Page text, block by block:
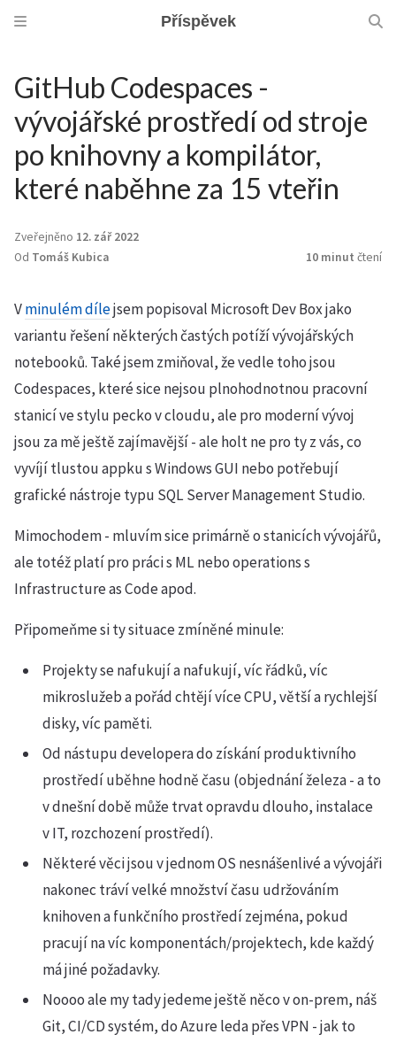
Příspěvek
GitHub Codespaces -
vývojářské prostředí od stroje
po knihovny a kompilátor,
které naběhne za 15 vteřin
Zveřejněno 12. zář 2022
Od Tomáš Kubica 10 minut čtení
Vminulém dílejsem popisoval Microsoft Dev Box jako
variantu řešení některých častých potíží vývojářských
notebooků. Také jsem zmiňoval, že vedle toho jsou
Codespaces, které sice nejsou plnohodnotnou pracovní
stanicí ve stylu pecko v cloudu, ale pro moderní vývoj
jsou za mě ještě zajímavější - ale holt ne pro ty z vás, co
vyvíjí tlustou appku s Windows GUI nebo potřebují
grafické nástroje typu SQL Server Management Studio.
Mimochodem - mluvím sice primárně o stanicích vývojářů,
ale totéž platí pro práci s ML nebo operations s
Infrastructure as Code apod.
Připomeňme si ty situace zmíněné minule:
Projekty se nafukují a nafukují, víc řádků, víc
mikroslužeb a pořád chtějí více CPU, větší a rychlejší
disky, víc paměti.
Od nástupu developera do získání produktivního
prostředí uběhne hodně času (objednání železa - a to
v dnešní době může trvat opravdu dlouho, instalace
v IT, rozchození prostředí).
Některé věci jsou v jednom OS nesnášenlivé a vývojáři
nakonec tráví velké množství času udržováním
knihoven a funkčního prostředí zejména, pokud
pracují na víc komponentách/projektech, kde každý
má jiné požadavky.
Noooo ale my tady jedeme ještě něco v on-prem, náš
Git, CI/CD systém, do Azure leda přes VPN - jak to